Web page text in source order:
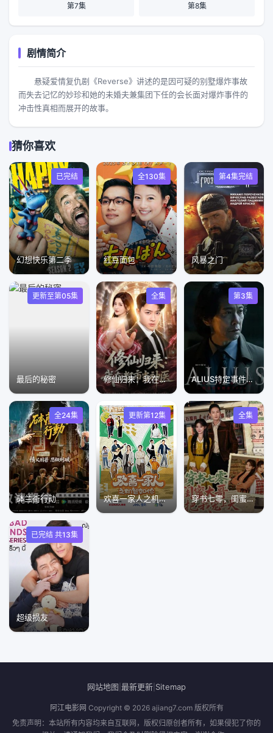
第7集 第8集
剧情简介
悬疑爱情复仇剧《Reverse》讲述的是因可疑的别墅爆炸事故
而失去记忆的妙珍和她的未婚夫兼集团下任的会长面对爆炸事件的
冲击性真相而展开的故事。
猜你喜欢
已完结
幻想快乐第二季
全130集
红豆面包
第4集完结
风暴之门
更新至第05集
最后的秘密
全集
修仙归来：我在都市当神医
第3集
ALIUS特定事件调查档案
全24集
砵兰街行动
更新第12集
欢喜一家人之机智如你
全集
穿书七零，闺蜜大哥把我宠上天
已完结 共13集
超级损友
网站地图 最新更新 Sitemap
阿江电影网 Copyright © 2026 ajiang7.com 版权所有
免责声明：本站所有内容均来自互联网，版权归原创者所有，如果侵犯了你的